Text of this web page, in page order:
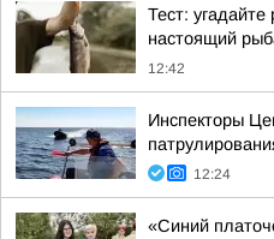
Тест:
настоящий
12:42
Инспекторы
12:24
«Синий